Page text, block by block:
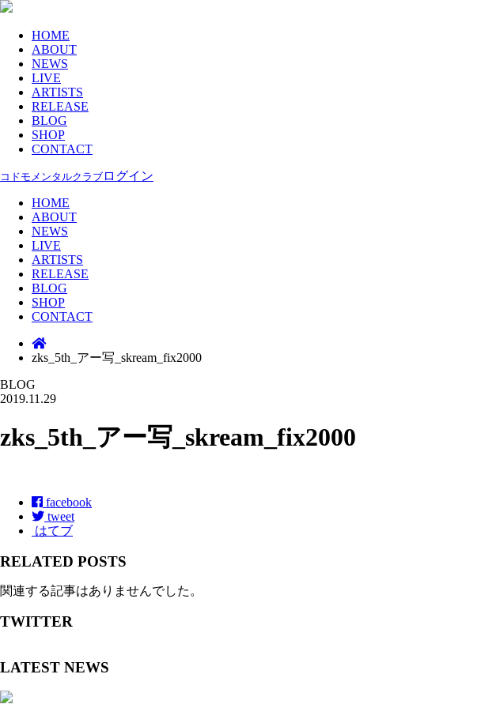
HOME
ABOUT
NEWS
LIVE
ARTISTS
RELEASE
BLOG
SHOP
CONTACT
コドモメンタルクラブ ログイン
HOME
ABOUT
NEWS
LIVE
ARTISTS
RELEASE
BLOG
SHOP
CONTACT
zks_5th_アー写_skream_fix2000
BLOG
2019.11.29
zks_5th_アー写_skream_fix2000
facebook
tweet
はてブ
RELATED POSTS
関連する記事はありませんでした。
TWITTER
LATEST NEWS